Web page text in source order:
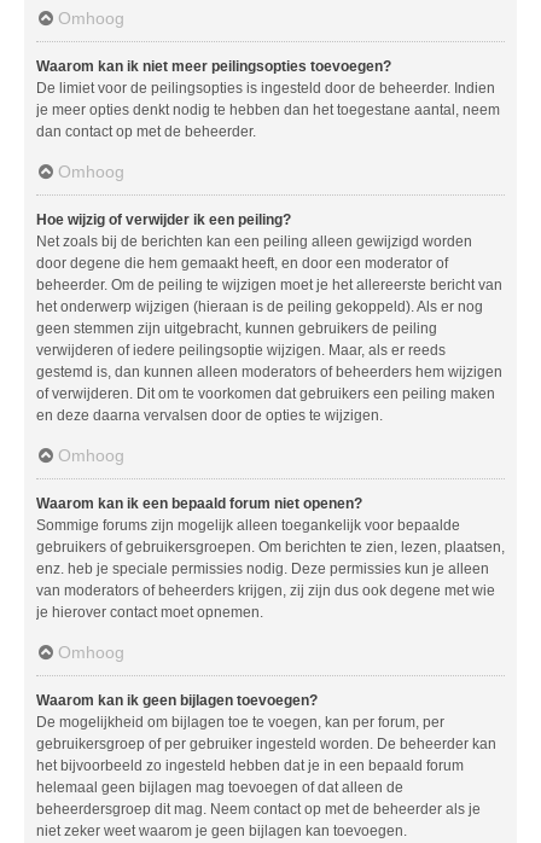
Omhoog
Waarom kan ik niet meer peilingsopties toevoegen?
De limiet voor de peilingsopties is ingesteld door de beheerder. Indien
je meer opties denkt nodig te hebben dan het toegestane aantal, neem
dan contact op met de beheerder.
Omhoog
Hoe wijzig of verwijder ik een peiling?
Net zoals bij de berichten kan een peiling alleen gewijzigd worden
door degene die hem gemaakt heeft, en door een moderator of
beheerder. Om de peiling te wijzigen moet je het allereerste bericht van
het onderwerp wijzigen (hieraan is de peiling gekoppeld). Als er nog
geen stemmen zijn uitgebracht, kunnen gebruikers de peiling
verwijderen of iedere peilingsoptie wijzigen. Maar, als er reeds
gestemd is, dan kunnen alleen moderators of beheerders hem wijzigen
of verwijderen. Dit om te voorkomen dat gebruikers een peiling maken
en deze daarna vervalsen door de opties te wijzigen.
Omhoog
Waarom kan ik een bepaald forum niet openen?
Sommige forums zijn mogelijk alleen toegankelijk voor bepaalde
gebruikers of gebruikersgroepen. Om berichten te zien, lezen, plaatsen,
enz. heb je speciale permissies nodig. Deze permissies kun je alleen
van moderators of beheerders krijgen, zij zijn dus ook degene met wie
je hierover contact moet opnemen.
Omhoog
Waarom kan ik geen bijlagen toevoegen?
De mogelijkheid om bijlagen toe te voegen, kan per forum, per
gebruikersgroep of per gebruiker ingesteld worden. De beheerder kan
het bijvoorbeeld zo ingesteld hebben dat je in een bepaald forum
helemaal geen bijlagen mag toevoegen of dat alleen de
beheerdersgroep dit mag. Neem contact op met de beheerder als je
niet zeker weet waarom je geen bijlagen kan toevoegen.